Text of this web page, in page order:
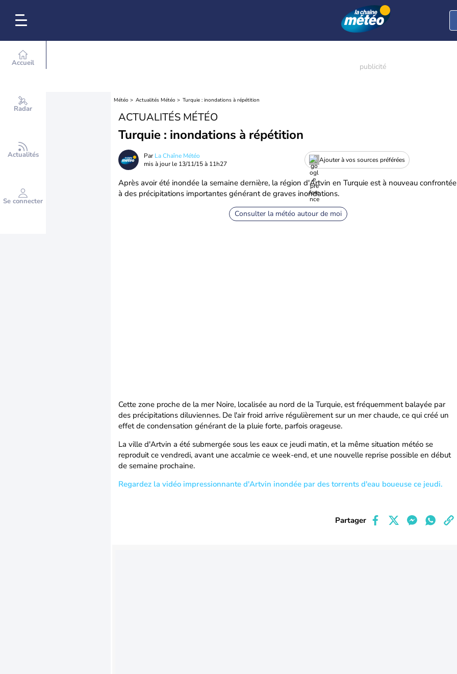
Accueil
Radar
Actualités
Se connecter
Météo Actualités Météo Turquie : inondations à répétition
ACTUALITÉS MÉTÉO
Turquie : inondations à répétition
ParLa Chaîne Météo
mis à jour le 13/11/15 à 11h27
Ajouter à vos sources préférées
Après avoir été inondée la semaine dernière, la région d'Artvin en Turquie est à nouveau confrontée
à des précipitations importantes générant de graves inondations.
Consulter la météo autour de moi
Cette zone proche de la mer Noire, localisée au nord de la Turquie, est fréquemment balayée par
des précipitations diluviennes. De l'air froid arrive régulièrement sur un mer chaude, ce qui créé un
effet de condensation générant de la pluie forte, parfois orageuse.
La ville d'Artvin a été submergée sous les eaux ce jeudi matin, et la même situation météo se
reproduit ce vendredi, avant une accalmie ce week-end, et une nouvelle reprise possible en début
de semaine prochaine.
Regardez la vidéo impressionnante d'Artvin inondée par des torrents d'eau boueuse ce jeudi.
Partager